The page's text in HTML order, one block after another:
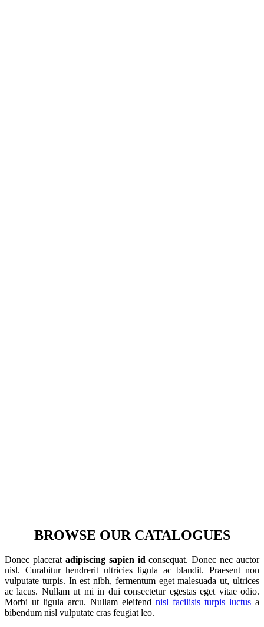
BROWSE OUR CATALOGUES
Donec placerat adipiscing sapien idconsequat. Donec nec auctor
nisl. Curabitur hendrerit ultricies ligula ac blandit. Praesent non
vulputate turpis. In est nibh, fermentum eget malesuada ut, ultrices
ac lacus. Nullam ut mi in dui consectetur egestas eget vitae odio.
Morbi ut ligula arcu. Nullam eleifend nisl facilisis turpis luctus a
bibendum nisl vulputate cras feugiat leo.